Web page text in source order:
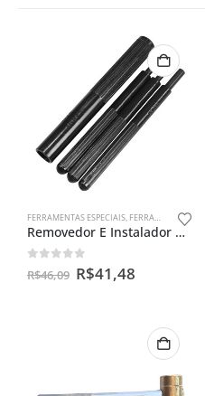
FERRAMENTAS ESPECIAIS, FERRAMENTAS PARA VÁLVULAS
Removedor E Instalador De Guia Valvulas P/ Moto Universal
out of 5
R$46,09 R$41,48